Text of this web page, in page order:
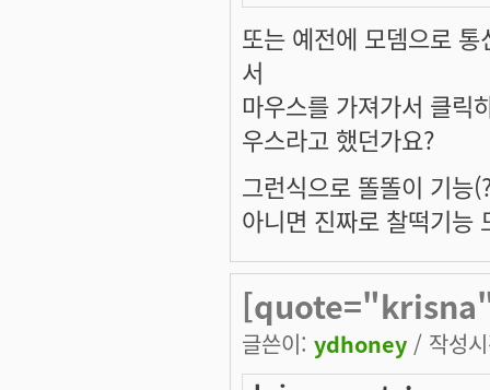
또는 예전에 모뎀으로
서
마우스를 가져가서 클릭
우스라고 했던가요?
그런식으로 똘똘이 기능
아니면 진짜로 찰떡기능
글쓴이: ydhoney / 작성